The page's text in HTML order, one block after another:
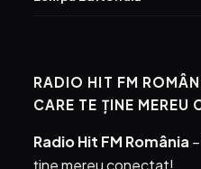
RADIO HIT FM
CARE TE ȚINE MEREU
Radio Hit FM România